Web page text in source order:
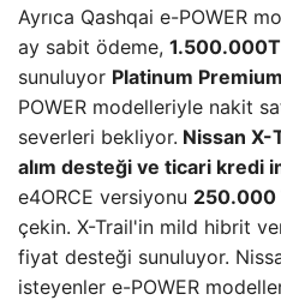
Ayrıca Qashqai e-POWER
ay sabit ödeme,
sunuluyor Platinum
POWER modelleriyle nakit
severleri bekliyor. Nissan
alım desteği ve ticari kredi
e4ORCE versiyonu 250.000
çekin. X-Trail'in mild hibrit
fiyat desteği sunuluyor.
isteyenler e-POWER